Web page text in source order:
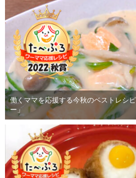
働くママを応援する今秋のベストレシ
ー」